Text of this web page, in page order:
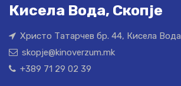
Кисела Вода, Скопје
Христо Татарчев бр. 44, Кисела Вода
skopje@kinoverzum.mk
+389 71 29 02 39